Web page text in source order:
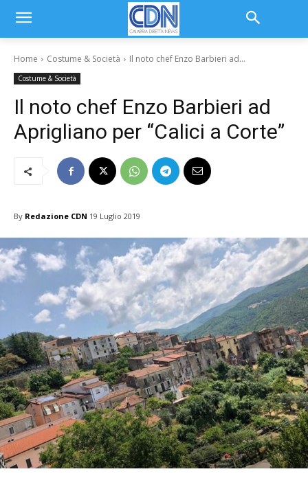
Home Costume & Società Il noto chef Enzo Barbieri ad...
Costume & Società
Il noto chef Enzo Barbieri ad
Aprigliano per “Calici a Corte”
By Redazione CDN 19 Luglio 2019